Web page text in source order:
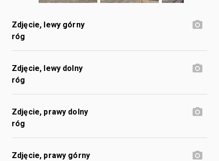
Zdjęcie, lewy górny
róg
Zdjęcie, lewy dolny
róg
Zdjęcie, prawy dolny
róg
Zdjęcie, prawy górny